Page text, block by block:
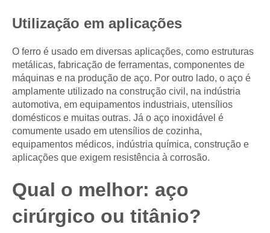
Utilização em aplicações
O ferro é usado em diversas aplicações, como estruturas
metálicas, fabricação de ferramentas, componentes de
máquinas e na produção de aço. Por outro lado, o aço é
amplamente utilizado na construção civil, na indústria
automotiva, em equipamentos industriais, utensílios
domésticos e muitas outras. Já o aço inoxidável é
comumente usado em utensílios de cozinha,
equipamentos médicos, indústria química, construção e
aplicações que exigem resistência à corrosão.
Qual o melhor: aço
cirúrgico ou titânio?